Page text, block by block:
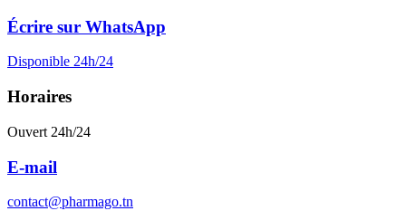
Écrire sur WhatsApp
Disponible 24h/24
Horaires
Ouvert 24h/24
E-mail
contact@pharmago.tn